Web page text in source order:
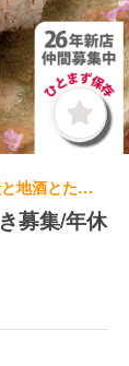
和食, 日本料理・懐石料理 | キッチンスタッフ | 炭と地酒とたしなみワイン Kai本店 醸す
募集/年休